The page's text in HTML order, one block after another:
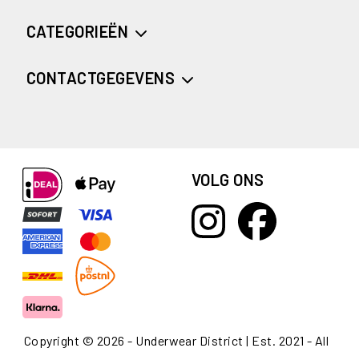
CATEGORIEËN
CONTACTGEGEVENS
VOLG ONS
Copyright © 2026 - Underwear District | Est. 2021 - All